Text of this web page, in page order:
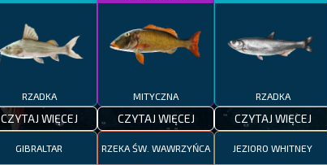
RZADKA
CZYTAJ WIĘCEJ
MITYCZNA
CZYTAJ WIĘCEJ
RZADKA
CZYTAJ WIĘCEJ
GIBRALTAR RZEKA ŚW. WAWRZYŃCA JEZIORO WHITNEY